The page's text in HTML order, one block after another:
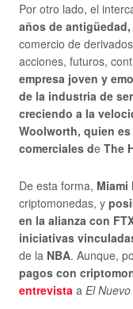
Por otro lado, el
años de
comercio de
acciones, futuros,
empresa joven y
de la industria de
creciendo a la
Woolworth, quien
comerciales de The
De esta forma, Miami
criptomonedas, y
en la alianza con
iniciativas
de la NBA. Aunque,
pagos con
entrevista a El